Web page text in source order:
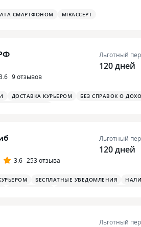
СМАРТФОНОМ MIRACCEPT
9 отзывов
Льготный
120 дней
ДОСТАВКА КУРЬЕРОМ БЕЗ СПРАВОК О
3.6 253 отзыва
Льготный
120 дней
БЕСПЛАТНЫЕ УВЕДОМЛЕНИЯ
Льготный